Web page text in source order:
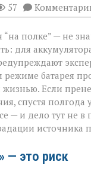
57
“на полке” — не
для
режиме батарея
жизнью. Если
спустя полгода
— и дело тут не в
источника
— это риск